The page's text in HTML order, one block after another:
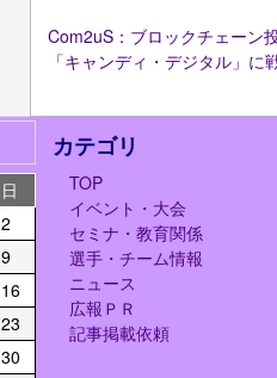
Com2uS：ブロックチェーン
「キャンディ・デジタル」に
日
2
9
16
23
30
カテゴリ
TOP
イベント・大会
セミナ・教育関係
選手・チーム情報
ニュース
広報ＰＲ
記事掲載依頼